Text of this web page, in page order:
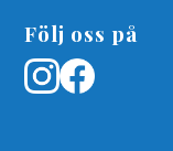
Följ oss på